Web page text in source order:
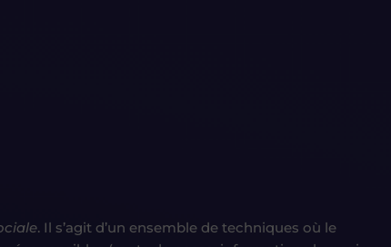
. Il s’agit d’un ensemble de techniques où le